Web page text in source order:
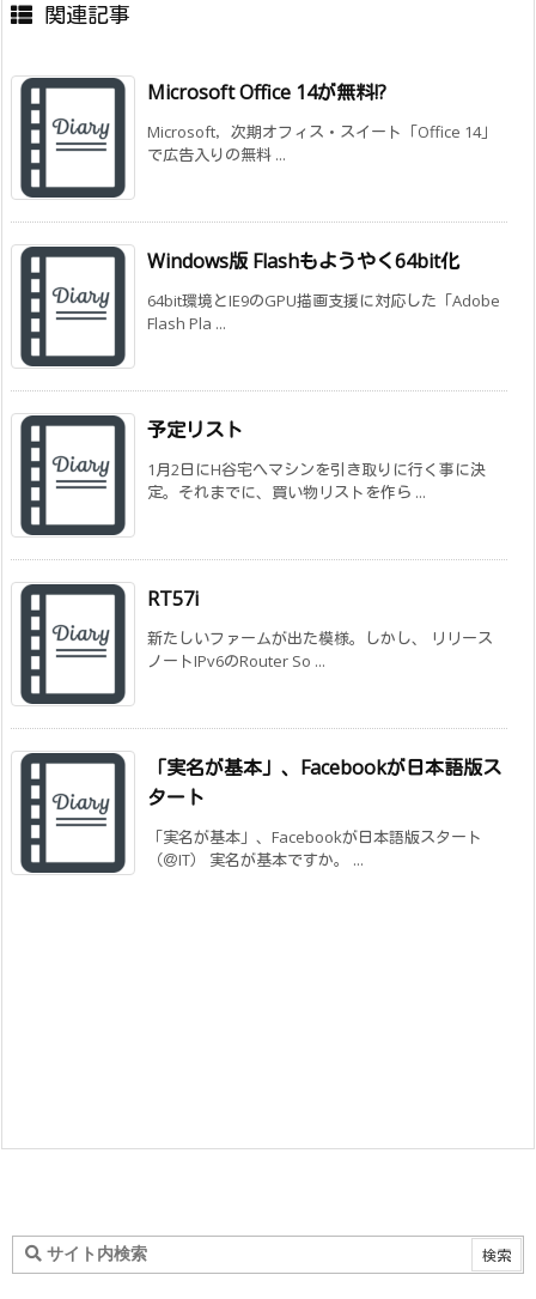
関連記事
Microsoft Office 14が無料!?
Microsoft，次期オフィス・スイート「Office 14」
で広告入りの無料 ...
Windows版 Flashもようやく64bit化
64bit環境とIE9のGPU描画支援に対応した「Adobe
Flash Pla ...
予定リスト
1月2日にH谷宅へマシンを引き取りに行く事に決
定。それまでに、買い物リストを作ら ...
RT57i
新たしいファームが出た模様。しかし、 リリース
ノートIPv6のRouter So ...
「実名が基本」、Facebookが日本語版ス
タート
「実名が基本」、Facebookが日本語版スタート
（＠IT） 実名が基本ですか。 ...